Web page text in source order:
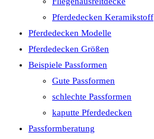
Pferdedecken Keramikstoff
Pferdedecken Modelle
Pferdedecken Größen
Beispiele Passformen
Gute Passformen
schlechte Passformen
kaputte Pferdedecken
Passformberatung